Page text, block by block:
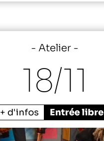
Atelier
18/11
+ d'infos Entrée libre